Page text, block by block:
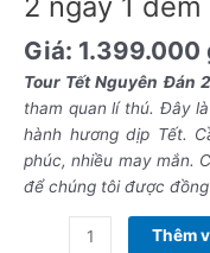
Giá: 1.399.000
Tour Tết Nguyên Đán
tham quan lí thú. Đây
hành hương dịp Tết.
phúc, nhiều may mắn.
để chúng tôi được
Thêm